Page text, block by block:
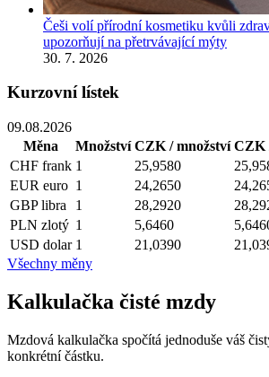
Češi volí přírodní kosmetiku kvůli
upozorňují na přetrvávající mýty
30. 7. 2026
Kurzovní lístek
09.08.2026
Měna
Množství CZK / množství CZK
CHF frank 1 25,9580
EUR euro 1 24,2650
GBP libra 1 28,2920
PLN zlotý 1 5,6460
USD dolar 1 21,0390
Všechny měny
Kalkulačka čisté mzdy
Mzdová kalkulačka spočítá jednoduše váš
konkrétní částku.